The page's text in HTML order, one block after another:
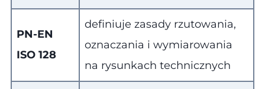
PN-EN
ISO 128
definiuje zasady rzutowania,
oznaczania i wymiarowania
na rysunkach technicznych